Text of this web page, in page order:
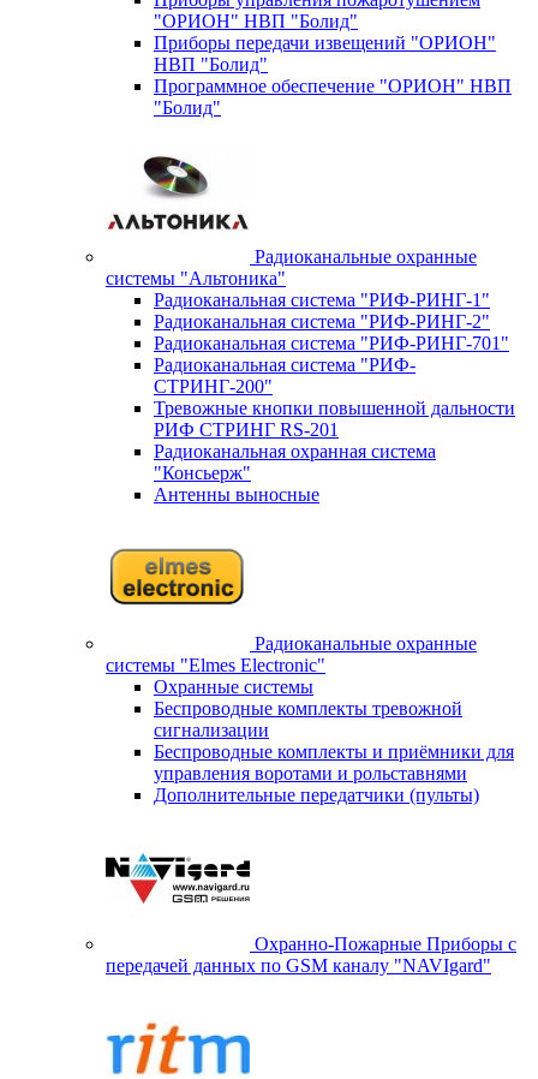
"ОРИОН" НВП "Болид"
Приборы передачи извещений "ОРИОН"
НВП "Болид"
Программное обеспечение "ОРИОН" НВП
"Болид"
Радиоканальные охранные
системы "Альтоника"
Радиоканальная система "РИФ-РИНГ-1"
Радиоканальная система "РИФ-РИНГ-2"
Радиоканальная система "РИФ-РИНГ-701"
Радиоканальная система "РИФ-
СТРИНГ-200"
Тревожные кнопки повышенной дальности
РИФ СТРИНГ RS-201
Радиоканальная охранная система
"Консьерж"
Антенны выносные
Радиоканальные охранные
системы "Elmes Electronic"
Охранные системы
Беспроводные комплекты тревожной
сигнализации
Беспроводные комплекты и приёмники для
управления воротами и рольставнями
Дополнительные передатчики (пульты)
Охранно-Пожарные Приборы с
передачей данных по GSM каналу "NAVIgard"